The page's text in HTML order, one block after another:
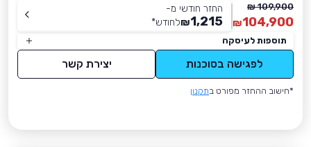
109,900 ₪
104,900
₪
החזר חודשי מ-
1,215
₪לחודש*
תוספות לעיסקה
לפגישה בסוכנות יצירת קשר
*חישוב ההחזר מפורט בתקנון